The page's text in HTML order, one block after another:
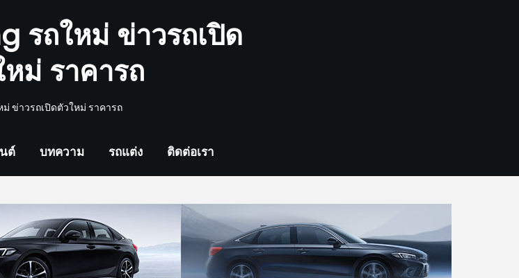
รถใหม่ ข่าวรถเปิด
ม่ ราคารถ
ม่ ข่าวรถเปิดตัวใหม่ ราคารถ
ต์ บทความ รถแต่ง ติดต่อเรา